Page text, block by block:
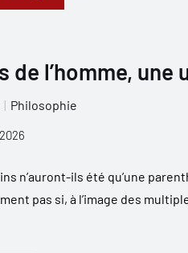
de l’homme, une
Philosophie
n’auront-ils été qu’une
pas si, à l’image des